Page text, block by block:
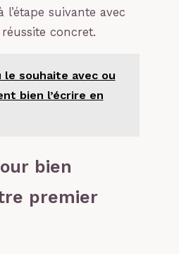
l’étape suivante avec
concret.
le souhaite avec ou
bien l’écrire en
bien
premier